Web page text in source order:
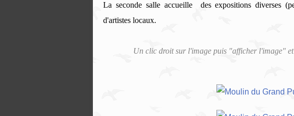
La seconde salle accueille
des expositions diverses
d'artistes locaux.
Un clic droit sur l'image puis "afficher l'image"